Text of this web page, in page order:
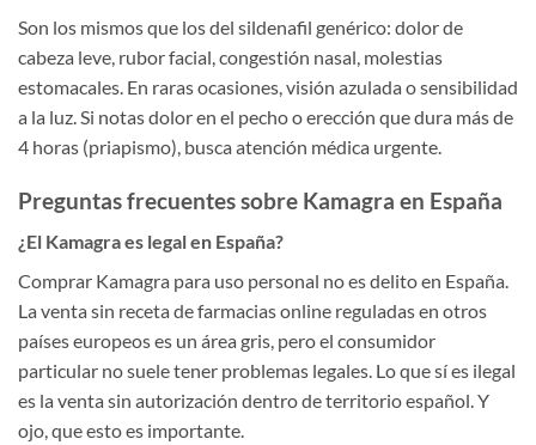
Son los mismos que los del sildenafil genérico: dolor de
cabeza leve, rubor facial, congestión nasal, molestias
estomacales. En raras ocasiones, visión azulada o sensibilidad
a la luz. Si notas dolor en el pecho o erección que dura más de
4 horas (priapismo), busca atención médica urgente.
Preguntas frecuentes sobre Kamagra en España
¿El Kamagra es legal en España?
Comprar Kamagra para uso personal no es delito en España.
La venta sin receta de farmacias online reguladas en otros
países europeos es un área gris, pero el consumidor
particular no suele tener problemas legales. Lo que sí es ilegal
es la venta sin autorización dentro de territorio español. Y
ojo, que esto es importante.